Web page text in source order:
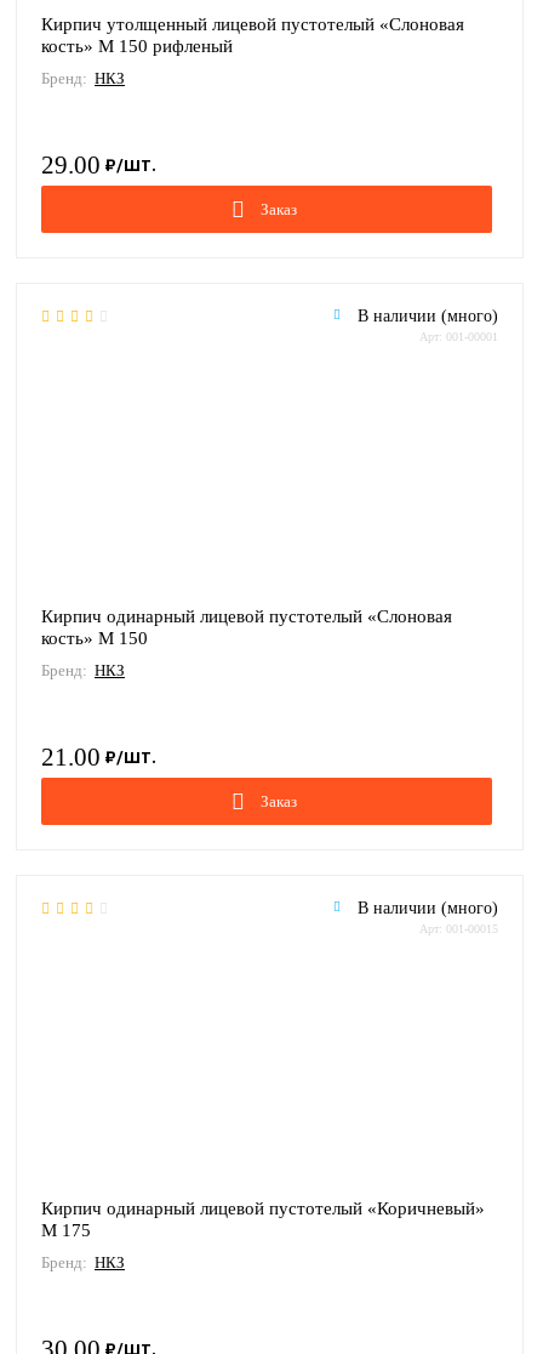
Кирпич утолщенный лицевой пустотелый «Слоновая
кость» М 150 рифленый
Бренд: НКЗ
29.00
Заказ
Кирпич одинарный лицевой пустотелый «Слоновая
кость» М 150
Бренд: НКЗ
В наличии (много)
Арт: 001-00001
21.00
Заказ
Кирпич одинарный лицевой пустотелый «Коричневый»
М 175
Бренд: НКЗ
В наличии (много)
Арт: 001-00015